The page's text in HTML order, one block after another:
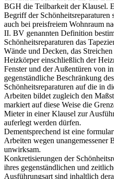
BGH die Teilbarkeit der Klausel.
Begriff der Schönheitsreparaturen
auch bei preisfreiem Wohnraum
II. BV genannten Definition
Schönheitsreparaturen das
Wände und Decken, das
Heizkörper einschließlich der
Fenster und der Außentüren von
gegenständliche Beschränkung
Schönheitsreparaturen auf die in
Arbeiten bildet zugleich den
markiert auf diese Weise die
Mieter in einer Klausel zur
auferlegt werden dürfen.
Dementsprechend ist eine
Arbeiten wegen unangemessener
unwirksam.
Konkretisierungen der
ihres gegenständlichen und
Ausführungsart sind inhaltlich